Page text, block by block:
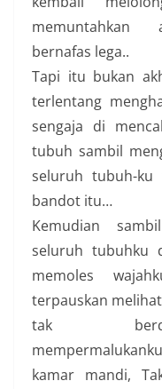
memuntahkan
bernafas lega..
Tapi itu bukan
terlentang
sengaja di
tubuh sambil
seluruh tubuh-ku
bandot itu…
Kemudian
seluruh tubuhku
memoles
terpauskan
tak
kamar mandi,